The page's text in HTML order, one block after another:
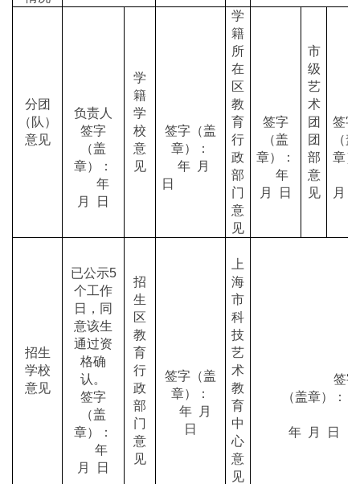
分团
（队）
意见
负责人
签字
（盖
章）：
年
月 日
学
籍
学
校
意
见
签字（盖
章）：
年 月
日
学
籍
所
在
区
教
育
行
政
部
门
意
见
签字
（盖
章）：
年
月 日
市
级
艺
术
团
团
部
意
见
签字
（盖
章
月
招生
学校
意见
已公示5
个工作
日，同
意该生
通过资
格确
认。
签字
（盖
章）：
年
月 日
招
生
区
教
育
行
政
部
门
意
见
签字（盖
章）：
年 月
日
上
海
市
科
技
艺
术
教
育
中
心
意
见
签字
（盖章）：
年 月 日